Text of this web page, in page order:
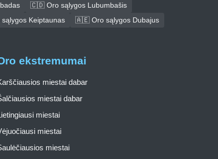
🇨🇩 Oro sąlygos Lubumbašis
Keiptaunas
🇦🇪 Oro sąlygos Dubajus
ekstremumai
miestai dabar
miestai dabar
miestai
miestai
miestai